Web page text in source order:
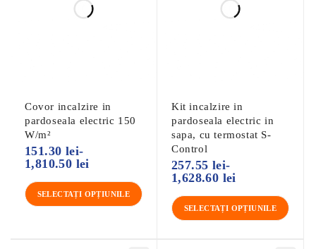
Covor incalzire in
pardoseala electric 150
W/m²
151.30 lei-
1,810.50 lei
SELECTAȚI OPȚIUNILE
Kit incalzire in
pardoseala electric in
sapa, cu termostat S-
Control
257.55 lei-
1,628.60 lei
SELECTAȚI OPȚIUNILE